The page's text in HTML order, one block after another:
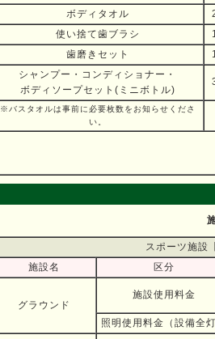
ボディタオル
使い捨て歯ブラシ
歯磨きセット
シャンプー・コンディショナー・
ボディソープセット(ミニボトル)
※バスタオルは事前に必要枚数をお知らせくださ
い。
スポーツ施設
施設名
区分
グラウンド
施設使用料金
照明使用料金（設備全灯